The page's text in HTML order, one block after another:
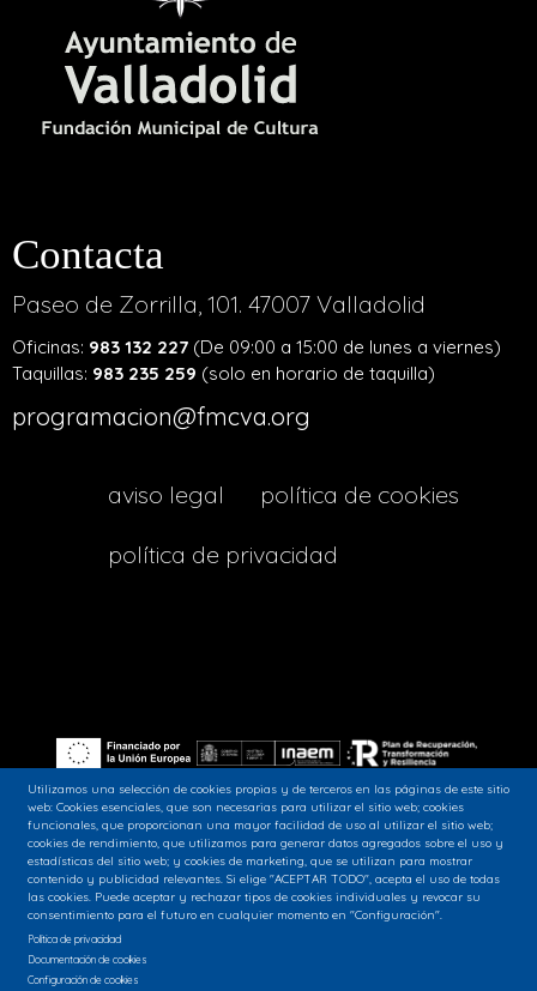
Contacta
Paseo de Zorrilla, 101. 47007 Valladolid
Oficinas: 983 132 227 (De 09:00 a 15:00 de lunes a viernes)
Taquillas: 983 235 259 (solo en horario de taquilla)
programacion@fmcva.org
menu
footer
aviso legal
política de cookies
política de privacidad
Utilizamos una selección de cookies propias y de terceros en las páginas de este sitio
web: Cookies esenciales, que son necesarias para utilizar el sitio web; cookies
funcionales, que proporcionan una mayor facilidad de uso al utilizar el sitio web;
cookies de rendimiento, que utilizamos para generar datos agregados sobre el uso y
estadísticas del sitio web; y cookies de marketing, que se utilizan para mostrar
contenido y publicidad relevantes. Si elige "ACEPTAR TODO", acepta el uso de todas
las cookies. Puede aceptar y rechazar tipos de cookies individuales y revocar su
consentimiento para el futuro en cualquier momento en "Configuración".
Política de privacidad
Documentación de cookies
Configuración de cookies
Siguenos en nuestras redes sociales: